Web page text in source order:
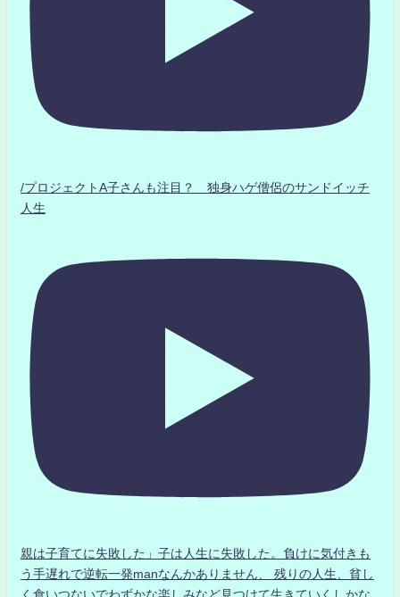
/プロジェクトA子さんも注目？ 独身ハゲ僧侶のサンドイッチ
人生
親は子育てに失敗した」子は人生に失敗した。負けに気付きも
う手遅れで逆転一発manなんかありません、 残りの人生、貧し